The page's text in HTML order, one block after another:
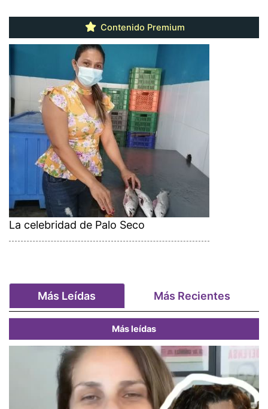
Contenido Premium
La celebridad de Palo Seco
Más Leídas Más Recientes
Más leídas